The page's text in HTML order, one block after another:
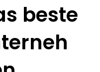
beste